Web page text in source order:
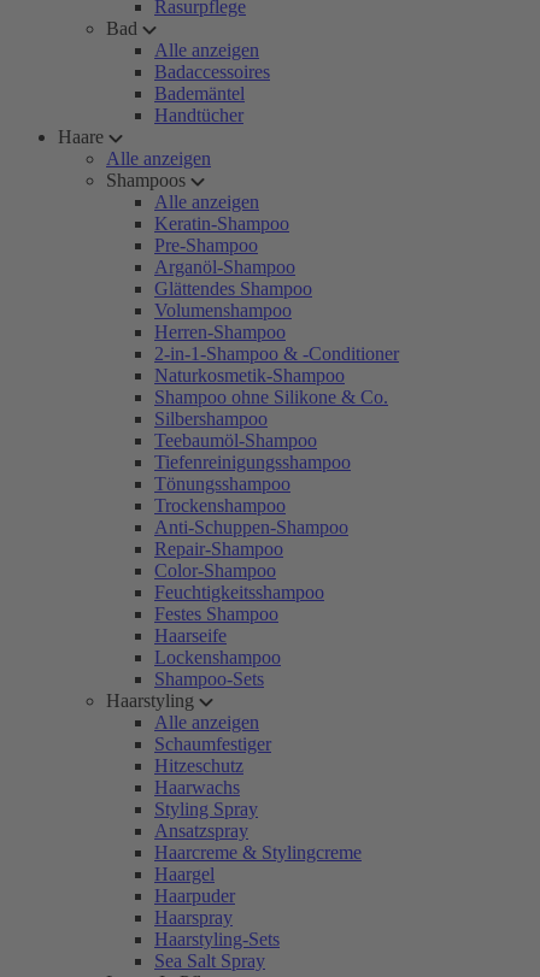
Rasurpflege
Bad
Alle anzeigen
Badaccessoires
Bademäntel
Handtücher
Haare
Alle anzeigen
Shampoos
Alle anzeigen
Keratin-Shampoo
Pre-Shampoo
Arganöl-Shampoo
Glättendes Shampoo
Volumenshampoo
Herren-Shampoo
2-in-1-Shampoo & -Conditioner
Naturkosmetik-Shampoo
Shampoo ohne Silikone & Co.
Silbershampoo
Teebaumöl-Shampoo
Tiefenreinigungsshampoo
Tönungsshampoo
Trockenshampoo
Anti-Schuppen-Shampoo
Repair-Shampoo
Color-Shampoo
Feuchtigkeitsshampoo
Festes Shampoo
Haarseife
Lockenshampoo
Shampoo-Sets
Haarstyling
Alle anzeigen
Schaumfestiger
Hitzeschutz
Haarwachs
Styling Spray
Ansatzspray
Haarcreme & Stylingcreme
Haargel
Haarpuder
Haarspray
Haarstyling-Sets
Sea Salt Spray